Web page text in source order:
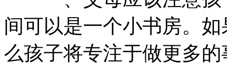
间可以是一个小书房。
么孩子将专注于做更多